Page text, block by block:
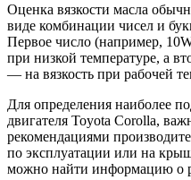
Оценка вязкости масла
виде комбинации чисел и
Первое число (например,
при низкой температуре, а
— на вязкость при рабочей
Для определения наиболее
двигателя Toyota Corolla,
рекомендациями
по эксплуатации или на
можно найти информацию о